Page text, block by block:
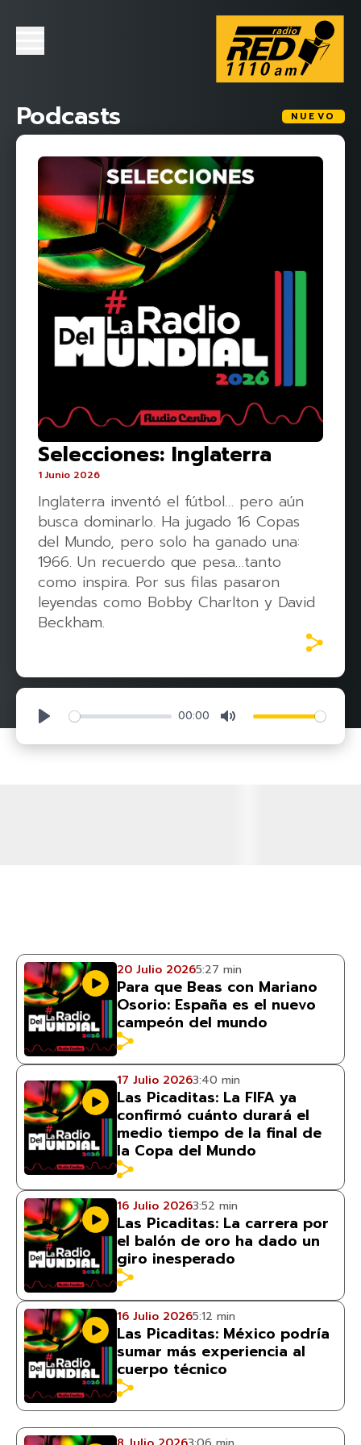
Podcasts NUEVO
Selecciones: Inglaterra
1 Junio 2026
Inglaterra inventó el fútbol… pero aún
busca dominarlo. Ha jugado 16 Copas
del Mundo, pero solo ha ganado una:
1966. Un recuerdo que pesa…tanto
como inspira. Por sus filas pasaron
leyendas como Bobby Charlton y David
Beckham.
Play 00:00 Mute
20 Julio 20265:27 min
Para que Beas con Mariano
Osorio: España es el nuevo
campeón del mundo
17 Julio 20263:40 min
Las Picaditas: La FIFA ya
confirmó cuánto durará el
medio tiempo de la final de
la Copa del Mundo
16 Julio 20263:52 min
Las Picaditas: La carrera por
el balón de oro ha dado un
giro inesperado
16 Julio 20265:12 min
Las Picaditas: México podría
sumar más experiencia al
cuerpo técnico